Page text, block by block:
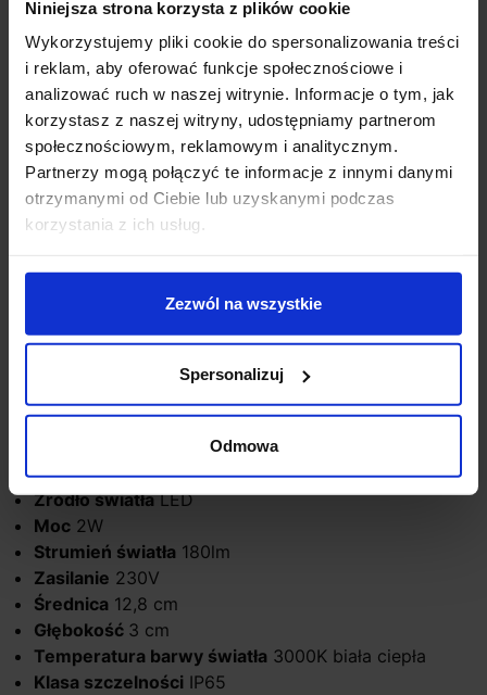
Niniejsza strona korzysta z plików cookie
Wykorzystujemy pliki cookie do spersonalizowania treści
i reklam, aby oferować funkcje społecznościowe i
analizować ruch w naszej witrynie. Informacje o tym, jak
korzystasz z naszej witryny, udostępniamy partnerom
społecznościowym, reklamowym i analitycznym.
Partnerzy mogą połączyć te informacje z innymi danymi
otrzymanymi od Ciebie lub uzyskanymi podczas
korzystania z ich usług.
Zezwól na wszystkie
Spersonalizuj
Odmowa
Zapytaj o produkt
Opis
REDLUX RENO R R11949
to elegancka i modna lampa
zewnętrzna LED firmy REDLUX. Okrągła oprawa
wykończona jest w kolorze szarym. Źródłem światła
padania światła, czyli w dół. Ten ledowy kinkiet
zewnętrzny doskonale sprawdzi się jako oświetlenie
ścian, fasad budynków, schodów zewnętrznych oraz
budynków. Posiada zintegrowany transformator.
Źródło światłaLED
Moc 2W
Strumień światła 180lm
Zasilanie 230V
Średnica 12,8 cm
Głębokość 3 cm
Temperatura barwy światła 3000K biała ciepła
Klasa szczelności IP65